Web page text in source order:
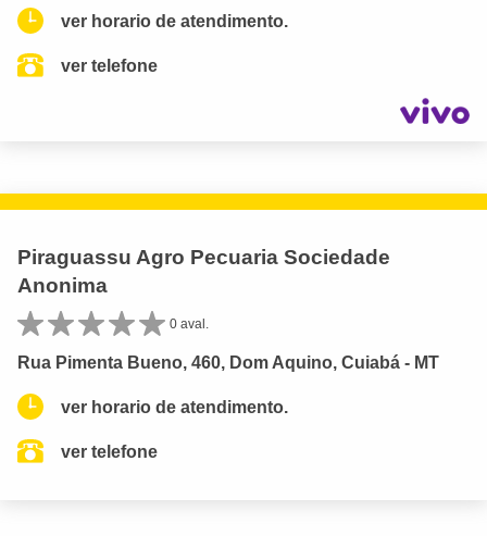
ver horario de atendimento.
ver telefone
Piraguassu Agro Pecuaria Sociedade
Anonima
0 aval.
Rua Pimenta Bueno, 460, Dom Aquino, Cuiabá - MT
ver horario de atendimento.
ver telefone